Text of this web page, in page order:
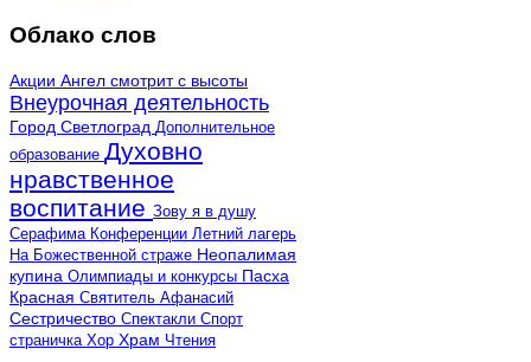
Облако слов
Акции Ангел смотрит с высоты
Внеурочная деятельность
Город Светлоград Дополнительное
образование Духовно
нравственное
воспитание Зову я в душу
Серафима Конференции Летний лагерь
На Божественной страже Неопалимая
купина Олимпиады и конкурсы Пасха
Красная Святитель Афанасий
Сестричество Спектакли Спорт
страничка Хор Храм Чтения